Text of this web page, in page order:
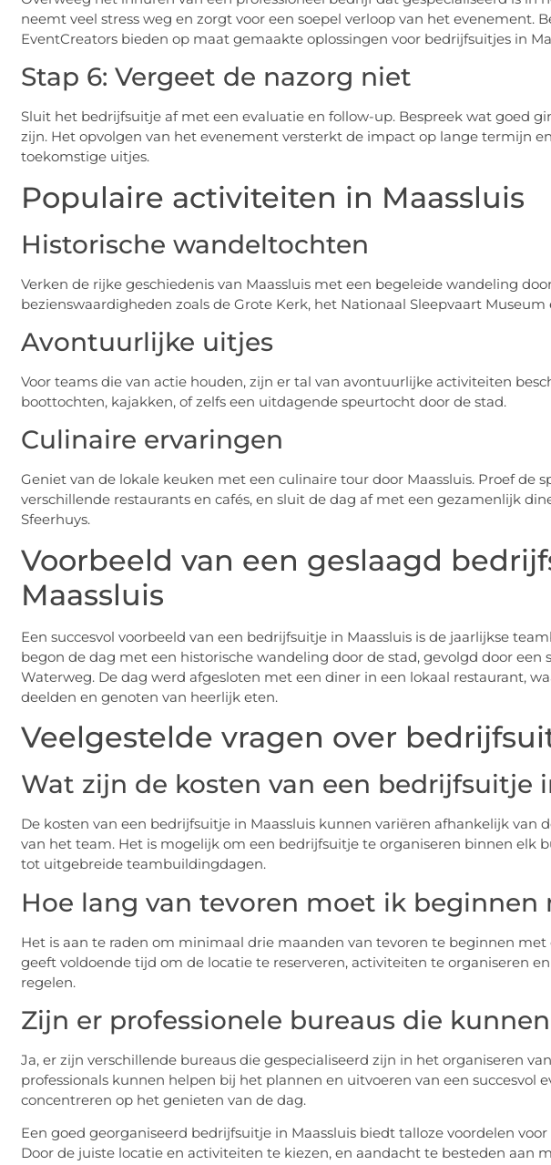
neemt veel stress weg en zorgt voor een soepel verloop van het evenement.
EventCreators bieden op maat gemaakte oplossingen voor bedrijfsuitjes in
Stap 6: Vergeet de nazorg niet
Sluit het bedrijfsuitje af met een evaluatie en follow-up. Bespreek wat goed
zijn. Het opvolgen van het evenement versterkt de impact op lange termijn
toekomstige uitjes.
Populaire activiteiten in Maassluis
Historische wandeltochten
Verken de rijke geschiedenis van Maassluis met een begeleide wandeling
bezienswaardigheden zoals de Grote Kerk, het Nationaal Sleepvaart Museum
Avontuurlijke uitjes
Voor teams die van actie houden, zijn er tal van avontuurlijke activiteiten
boottochten, kajakken, of zelfs een uitdagende speurtocht door de stad.
Culinaire ervaringen
Geniet van de lokale keuken met een culinaire tour door Maassluis. Proef de
verschillende restaurants en cafés, en sluit de dag af met een gezamenlijk
Sfeerhuys.
Voorbeeld van een geslaagd
Maassluis
Een succesvol voorbeeld van een bedrijfsuitje in Maassluis is de jaarlijkse
begon de dag met een historische wandeling door de stad, gevolgd door een
Waterweg. De dag werd afgesloten met een diner in een lokaal restaurant,
deelden en genoten van heerlijk eten.
Veelgestelde vragen over
Wat zijn de kosten van een bedrijfsuitje
De kosten van een bedrijfsuitje in Maassluis kunnen variëren afhankelijk van
van het team. Het is mogelijk om een bedrijfsuitje te organiseren binnen elk
tot uitgebreide teambuildingdagen.
Hoe lang van tevoren moet ik beginnen
Het is aan te raden om minimaal drie maanden van tevoren te beginnen
geeft voldoende tijd om de locatie te reserveren, activiteiten te organiseren
regelen.
Zijn er professionele bureaus die
Ja, er zijn verschillende bureaus die gespecialiseerd zijn in het organiseren
professionals kunnen helpen bij het plannen en uitvoeren van een succesvol
concentreren op het genieten van de dag.
Een goed georganiseerd bedrijfsuitje in Maassluis biedt talloze voordelen
Door de juiste locatie en activiteiten te kiezen, en aandacht te besteden aan